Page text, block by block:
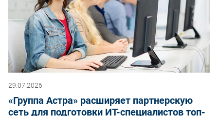
29.07.2026
«Группа Астра» расширяет партнерскую
сеть для подготовки ИТ-специалистов топ-